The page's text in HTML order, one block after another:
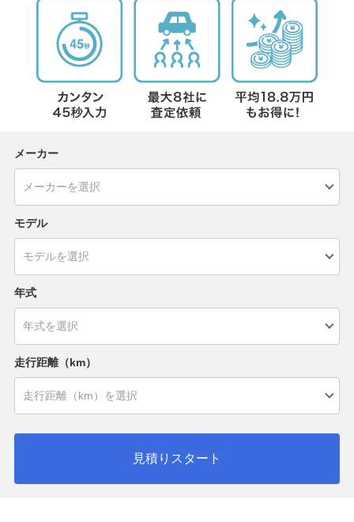
メーカー
モデル
年式
走行距離（km）
見積りスタート